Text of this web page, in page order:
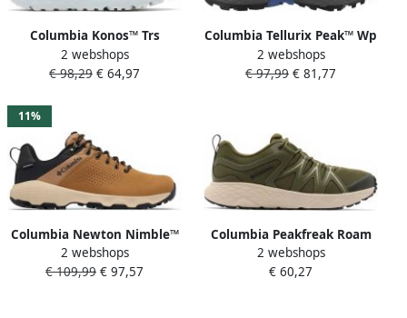
Columbia Konos™ Trs
Wandelschoenen Grijs 1 2
Vrouw
2 webshops
€ 98,29 € 64,97
Columbia Tellurix Peak™ Wp
Wandelschoenen Zwart
Man
2 webshops
€ 97,99 € 81,77
11%
Columbia Newton Nimble™
Ltr Wandelschoenen Bruin
1 2 Man
2 webshops
€ 109,99 € 97,57
Columbia Peakfreak Roam
Waterproof
Multisportschoenen
2 webshops
€ 60,27